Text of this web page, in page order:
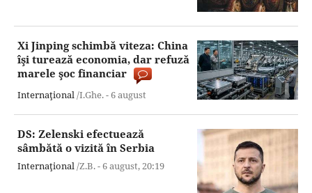
Xi Jinping schimbă viteza: China
îşi turează economia, dar refuză
marele şoc financiar
Internaţional/I.Ghe. -6 august
DS: Zelenski efectuează
sâmbătă o vizită în Serbia
Internaţional/Z.B. -6 august,20:19